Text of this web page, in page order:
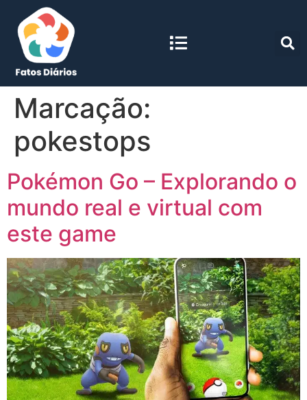
Marcação:
pokestops
Pokémon Go – Explorando o
mundo real e virtual com
este game